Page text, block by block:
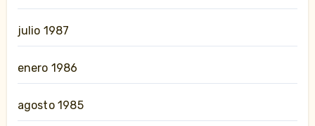
julio 1987
enero 1986
agosto 1985